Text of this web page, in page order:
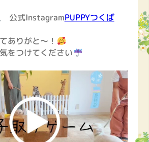
公式InstagramPUPPYつくば
ありがと〜！
をつけてください